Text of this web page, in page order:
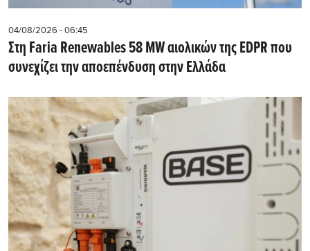
04/08/2026 - 06:45
Στη Faria Renewables 58 MW αιολικών της EDPR που
συνεχίζει την αποεπένδυση στην Ελλάδα